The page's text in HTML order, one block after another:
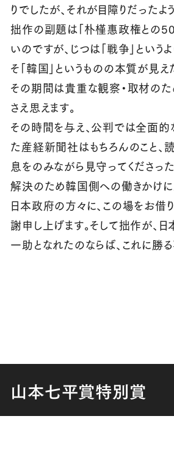
りでしたが、それが目障りだったよ
拙作の副題は「朴槿惠政権との
いのですが、じつは「戦争」という
そ「韓国」というものの本質が見え
その期間は貴重な観察・取材の
さえ思えます。
その時間を与え、公判では全面的
た産経新聞社はもちろんのこと、
息をのみながら見守ってくださっ
解決のため韓国側への働きかけに
日本政府の方々に、この場をお借
謝申し上げます。そして拙作が、
一助となれたのならば、これに勝
山本七平賞特別賞